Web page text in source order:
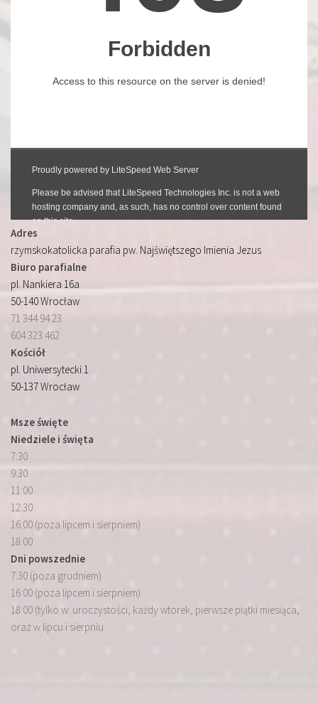
Adres
rzymskokatolicka parafia pw. Najświętszego Imienia Jezus
Biuro parafialne
pl. Nankiera 16a
50-140 Wrocław
71 344 94 23
604 323 462
Kościół
pl. Uniwersytecki 1
50-137 Wrocław
Msze święte
Niedziele i święta
7:30
9:30
11:00
12:30
16:00 (poza lipcem i sierpniem)
18:00
Dni powszednie
7:30 (poza grudniem)
16:00 (poza lipcem i sierpniem)
18:00 (tylko w: uroczystości, każdy wtorek, pierwsze piątki miesiąca,
oraz w lipcu i sierpniu